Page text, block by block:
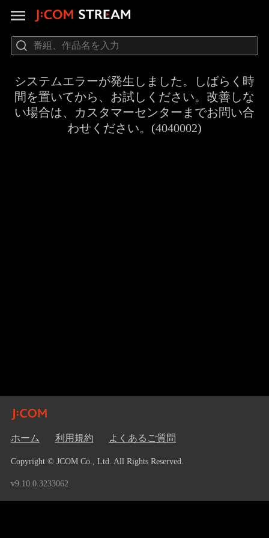
システムエラーが発生しました。しばらく時
間を置いてから、お試しください。改善しな
い場合は、カスタマーセンターまでお問い合
わせください。(4040002)
ホーム 利用規約 よくあるご質問
Copyright © JCOM Co., Ltd. All Rights Reserved.
v9.10.0.3233062